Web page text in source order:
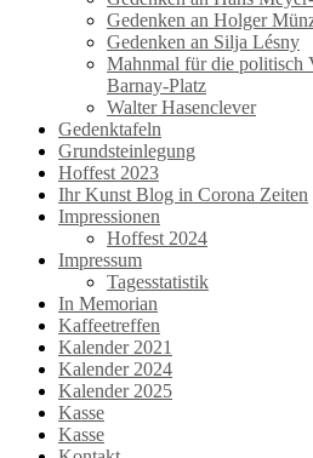
Gedenken an Holger
Gedenken an Silja Lésny
Mahnmal für die politisch
Barnay-Platz
Walter Hasenclever
Gedenktafeln
Grundsteinlegung
Hoffest 2023
Ihr Kunst Blog in Corona Zeiten
Impressionen
Hoffest 2024
Impressum
Tagesstatistik
In Memorian
Kaffeetreffen
Kalender 2021
Kalender 2024
Kalender 2025
Kasse
Kasse